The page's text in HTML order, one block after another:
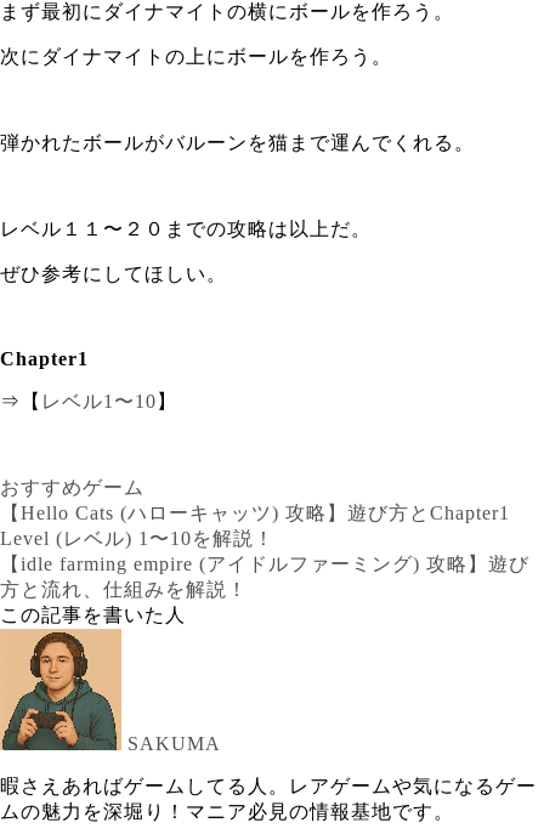
まず最初にダイナマイトの横にボールを作ろう。
次にダイナマイトの上にボールを作ろう。
弾かれたボールがバルーンを猫まで運んでくれる。
レベル１１〜２０までの攻略は以上だ。
ぜひ参考にしてほしい。
Chapter1
⇒【 レベル1〜10 】
おすすめゲーム
【Hello Cats (ハローキャッツ) 攻略】遊び方とChapter1
Level (レベル) 1〜10を解説！
【idle farming empire (アイドルファーミング) 攻略】遊び
方と流れ、仕組みを解説！
この記事を書いた人
SAKUMA
暇さえあればゲームしてる人。レアゲームや気になるゲー
ムの魅力を深堀り！マニア必見の情報基地です。